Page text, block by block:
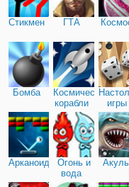
Стикмен ГТА
Бомба
Космические
корабли
игры
Арканоид
Огонь и
вода